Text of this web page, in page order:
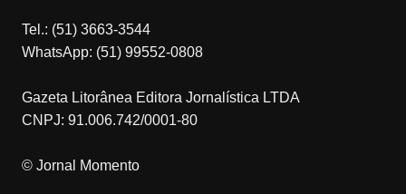
Tel.: (51) 3663-3544
WhatsApp: (51) 99552-0808
Gazeta Litorânea Editora Jornalística LTDA
CNPJ: 91.006.742/0001-80
© Jornal Momento